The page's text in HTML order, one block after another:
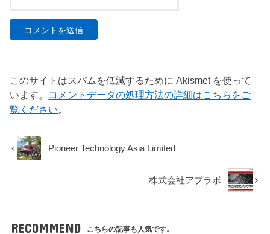
このサイトはスパムを低減するために Akismet を使って
います。 コメントデータの処理方法の詳細はこちらをご
覧ください。
Pioneer Technology Asia Limited
株式会社アプラボ
RECOMMEND こちらの記事も人気です。